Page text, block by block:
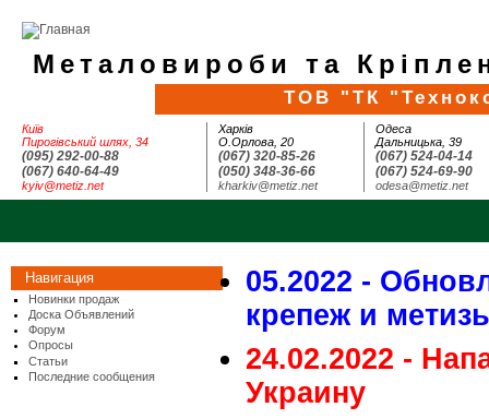
Металовироби та
ТОВ "ТК
Київ
Пирогівський шлях, 34
(095) 292-00-88
(067) 640-64-49
kyiv@metiz.net
Харків
О.Орлова, 20
(067) 320-85-26
(050) 348-36-66
kharkiv@metiz.net
Одеса
Дальницька, 39
(067) 524-04-14
(067) 524-69-90
odesa@metiz.net
Навигация
Новинки продаж
Доска Объявлений
Форум
Опросы
Статьи
Последние сообщения
05.2022 -
крепеж и
24.02.2022 -
Украину